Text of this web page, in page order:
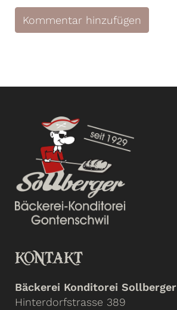
Kommentar hinzufügen
KONTAKT
Bäckerei Konditorei Sollberger
Hinterdorfstrasse 389